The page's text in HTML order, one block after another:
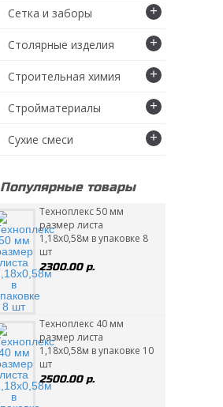
Сетка и заборы +
Столярные изделия +
Строительная химия +
Стройматериалы +
Сухие смеси +
Популярные товары
Техноплекс 50 мм
размер листа
1,18х0,58м в упаковке 8
шт
2300.00 р.
Техноплекс 40 мм
размер листа
1,18х0,58м в упаковке 10
шт
2500.00 р.